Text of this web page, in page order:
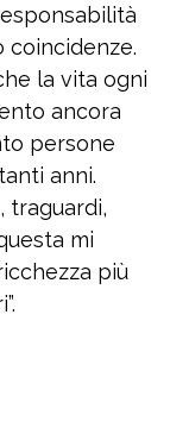
coincidenze.
la vita ogni
ancora
persone
anni.
traguardi,
mi
più